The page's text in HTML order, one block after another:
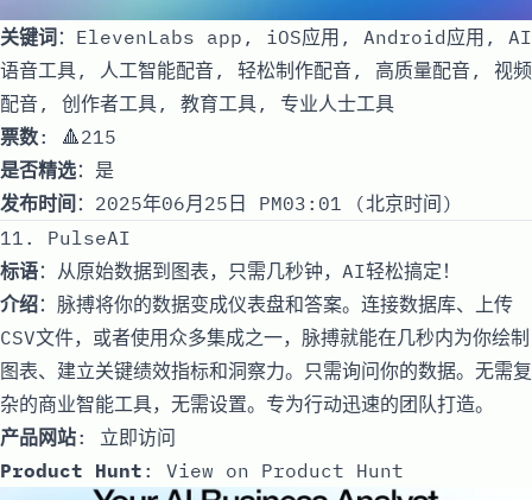
关键词：ElevenLabs app, iOS应用, Android应用, AI
语音工具, 人工智能配音, 轻松制作配音, 高质量配音, 视频
配音, 创作者工具, 教育工具, 专业人士工具
票数: 🔺215
是否精选：是
发布时间 ：2025年06月25日 PM03:01 (北京时间)
11. PulseAI
标语：从原始数据到图表，只需几秒钟，AI轻松搞定！
介绍：脉搏将你的数据变成仪表盘和答案。连接数据库、上传
CSV文件，或者使用众多集成之一，脉搏就能在几秒内为你绘制
图表、建立关键绩效指标和洞察力。只需询问你的数据。无需复
杂的商业智能工具，无需设置。专为行动迅速的团队打造。
产品网站: 立即访问
Product Hunt : View on Product Hunt